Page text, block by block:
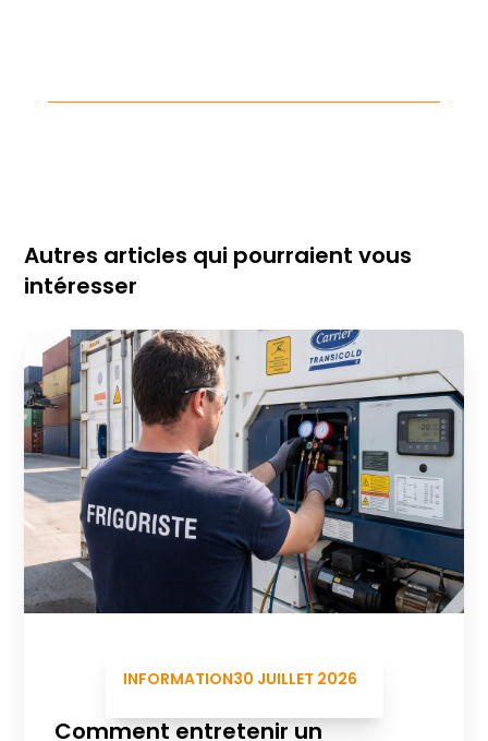
Autres articles qui pourraient vous
intéresser
INFORMATION30 JUILLET 2026
Comment entretenir un